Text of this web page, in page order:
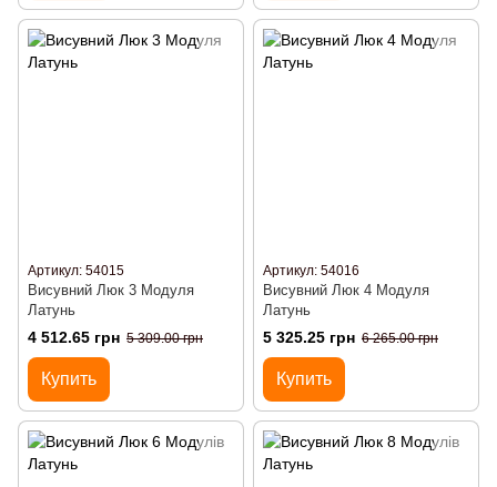
Артикул: 54015
Висувний Люк 3 Модуля
Латунь
4 512.65 грн 5 309.00 грн
Купить
Артикул: 54016
Висувний Люк 4 Модуля
Латунь
5 325.25 грн 6 265.00 грн
Купить